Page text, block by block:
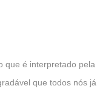
é interpretado
que todos nós